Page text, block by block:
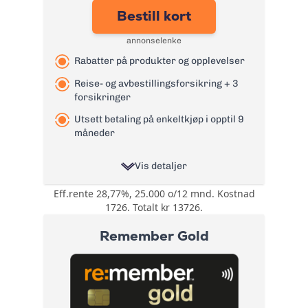
tyveriforsikring
0 kr
21,99%
Effektiv rente:
24,4%
Kontantuttak i
minibank:
0 kr
Kontantuttak i
bank:
0 kr
papirfaktura:
9 kr
Purregebyr:
35 kr
Inkassovarsel:
35 kr
Les mer om Bank Norwegian
kreditkort Visa
→
Bestill kort
annonselenke
Rabatter på produkter og opplevelser
Reise- og avbestillingsforsikring + 3
forsikringer
Utsett betaling på enkeltkjøp i opptil 9
måneder
Vis detaljer
rabatter
Rabatter på
produkter og
gjennom
Morrow More.
Tilgang til
fordelsprogrammet
Mastercard
Eff.rente 28,77%, 25.000 o/12 mnd. Kostnad
1726. Totalt kr 13726.
Remember Gold